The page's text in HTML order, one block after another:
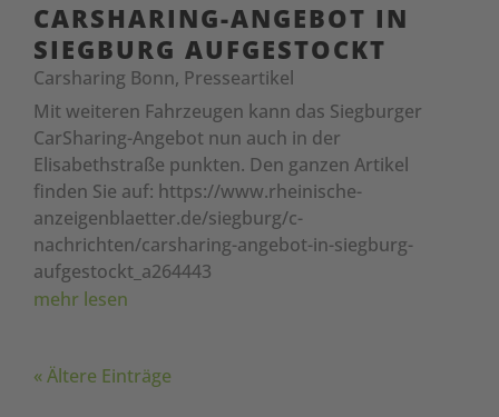
CARSHARING-ANGEBOT IN
SIEGBURG AUFGESTOCKT
Carsharing Bonn, Presseartikel
Mit weiteren Fahrzeugen kann das Siegburger
CarSharing-Angebot nun auch in der
Elisabethstraße punkten. Den ganzen Artikel
finden Sie auf: https://www.rheinische-
anzeigenblaetter.de/siegburg/c-
nachrichten/carsharing-angebot-in-siegburg-
aufgestockt_a264443
mehr lesen
« Ältere Einträge